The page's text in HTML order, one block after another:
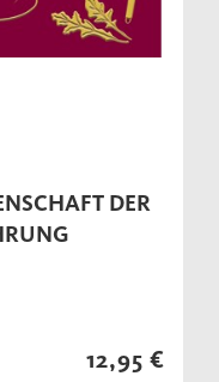
DER
12,95 €